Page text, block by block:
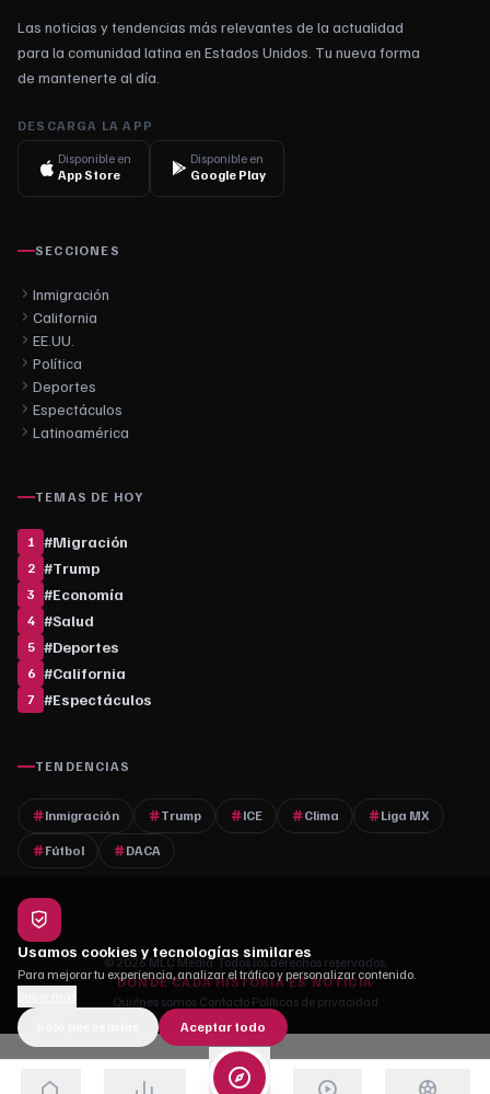
Las noticias y tendencias más relevantes de la actualidad
para la comunidad latina en Estados Unidos. Tu nueva forma
de mantenerte al día.
DESCARGA LA APP
Disponible en
App Store
Disponible en
Google Play
SECCIONES
Inmigración
California
EE.UU.
Política
Deportes
Espectáculos
Latinoamérica
TEMAS DE HOY
1 #Migración
2 #Trump
3 #Economía
4 #Salud
5 #Deportes
6 #California
7 #Espectáculos
TENDENCIAS
Inmigración Trump ICE Clima Liga MX
Fútbol DACA
© 2026 MLC Media. Todos los derechos reservados.
DONDE CADA HISTORIA ES NOTICIA
Quiénes somos· Contacto· Políticas de privacidad
Usamos cookies y tecnologías similares
Para mejorar tu experiencia, analizar el tráfico y personalizar contenido.
Aceptar todo